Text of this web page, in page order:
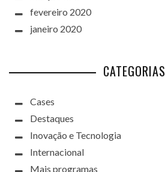
fevereiro 2020
janeiro 2020
CATEGORIAS
Cases
Destaques
Inovação e Tecnologia
Internacional
Mais programas